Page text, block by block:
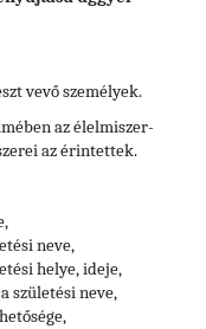
vevő személyek.
az élelmiszer-
az érintettek.
neve,
helye, ideje,
születési neve,